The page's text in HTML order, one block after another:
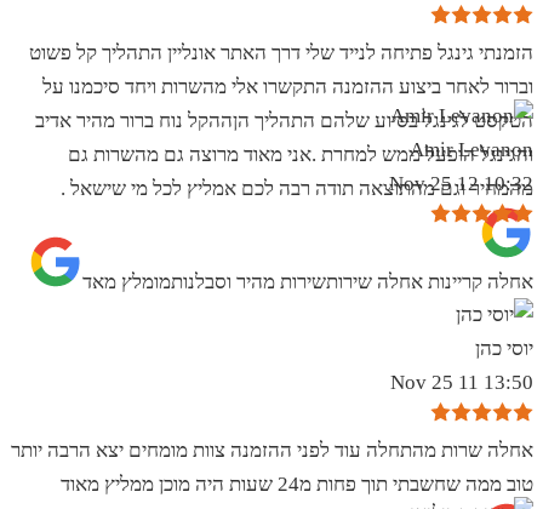
הזמנתי גינגל פתיחה לנייד שלי דרך האתר אונליין התהליך קל פשוט
וברור לאחר ביצוע ההזמנה התקשרו אלי מהשרות ויחד סיכמנו על
הטקסט לגינגל בסיוע שלהם התהליך הןההקל נוח ברור מהיר אדיב
והגינגל הופעל ממש למחרת .אני מאוד מרוצה גם מהשרות גם
מהמחיר וגם מהתוצאה תודה רבה לכם אמליץ לכל מי שישאל .
Amir Levanon
10:32 12 Nov 25
אחלה קריינות אחלה שירותשירות מהיר וסבלנותמומלץ מאד
יוסי כהן
13:50 11 Nov 25
אחלה שרות מהתחלה עוד לפני ההזמנה צוות מומחים יצא הרבה יותר
טוב ממה שחשבתי תוך פחות מ24 שעות היה מוכן ממליץ מאוד